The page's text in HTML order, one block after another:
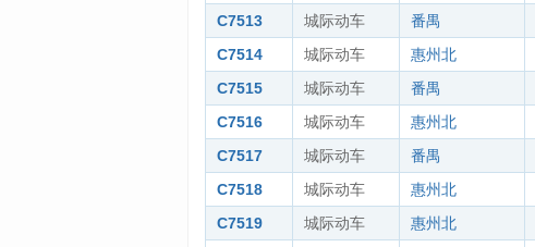
C7513
城际动车 番禺
C7514
城际动车 惠州北
C7515
城际动车 番禺
C7516
城际动车 惠州北
C7517
城际动车 番禺
C7518
城际动车 惠州北
C7519
城际动车 惠州北